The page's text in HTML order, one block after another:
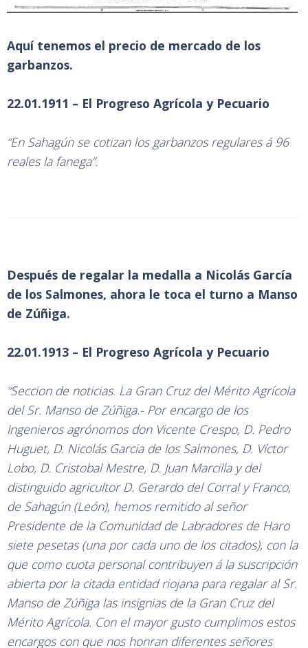
Aquí tenemos el precio de mercado de los
garbanzos.
22.01.1911 – El Progreso Agrícola y Pecuario
“En Sahagún se cotizan los garbanzos regulares á 96
reales la fanega”.
Después de regalar la medalla a Nicolás García
de los Salmones, ahora le toca el turno a Manso
de Zúñiga.
22.01.1913 – El Progreso Agrícola y Pecuario
“Seccion de noticias. La Gran Cruz del Mérito Agrícola
del Sr. Manso de Zúñiga.- Por encargo de los
Ingenieros agrónomos don Vicente Crespo, D. Pedro
Huguet, D. Nicolás Garcia de los Salmones, D. Víctor
Lobo, D. Cristobal Mestre, D. Juan Marcilla y del
distinguido agricultor D. Gerardo del Corral y Franco,
de Sahagún (León), hemos remitido al señor
Presidente de la Comunidad de Labradores de Haro
siete pesetas (una por cada uno de los citados), con la
que como cuota personal contribuyen á la suscripción
abierta por la citada entidad riojana para regalar al Sr.
Manso de Zúñiga las insignias de la Gran Cruz del
Mérito Agrícola. Con el mayor gusto cumplimos estos
encargos con que nos honran diferentes señores